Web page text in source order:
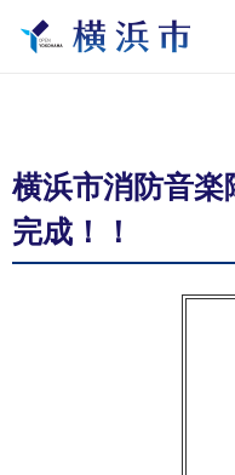
横浜市消防音
完成！！